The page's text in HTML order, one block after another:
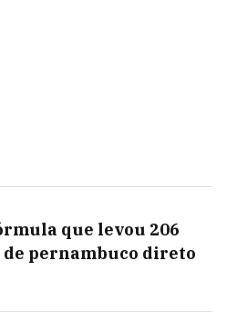
que levou 206
de pernambuco direto